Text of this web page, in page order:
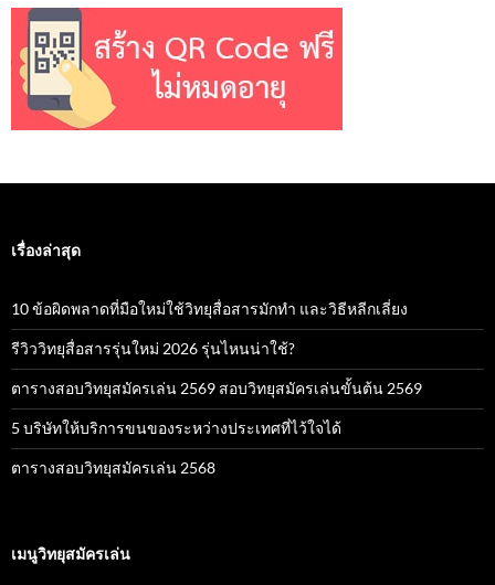
เรื่องล่าสุด
10 ข้อผิดพลาดที่มือใหม่ใช้วิทยุสื่อสารมักทำ และวิธีหลีกเลี่ยง
รีวิววิทยุสื่อสารรุ่นใหม่ 2026 รุ่นไหนน่าใช้?
ตารางสอบวิทยุสมัครเล่น 2569 สอบวิทยุสมัครเล่นขั้นต้น 2569
5 บริษัทให้บริการขนของระหว่างประเทศที่ไว้ใจได้
ตารางสอบวิทยุสมัครเล่น 2568
เมนูวิทยุสมัครเล่น